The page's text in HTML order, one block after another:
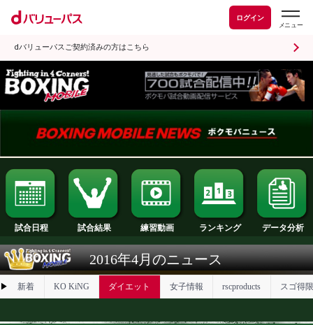
ログイン
dバリューパスご契約済みの方はこちら
試合日程 試合結果 練習動画 ランキング